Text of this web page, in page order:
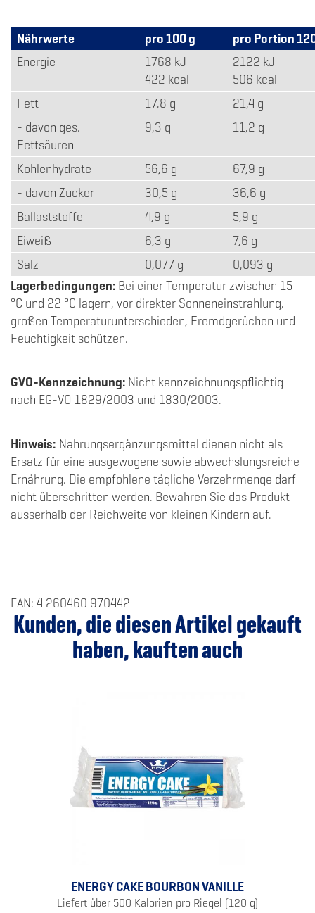
Nährwerte pro 100 g
pro Portion
Energie
1768 kJ
422 kcal
2122 kJ
506 kcal
Fett
17,8 g
21,4 g
- davon ges.
Fettsäuren
9,3 g 11,2 g
Kohlenhydrate 56,6 g
67,9 g
- davon Zucker
30,5 g
36,6 g
Ballaststoffe
4,9 g
5,9 g
Eiweiß
6,3 g
7,6 g
Salz
0,077 g
0,093 g
Lagerbedingungen: Bei einer Temperatur zwischen 15
°C und 22 °C lagern, vor direkter Sonneneinstrahlung,
großen Temperaturunterschieden, Fremdgerüchen und
Feuchtigkeit schützen.
GVO-Kennzeichnung: Nicht kennzeichnungspflichtig
nach EG-VO 1829/2003 und 1830/2003.
Hinweis: Nahrungsergänzungsmittel dienen nicht als
Ersatz für eine ausgewogene sowie abwechslungsreiche
Ernährung. Die empfohlene tägliche Verzehrmenge darf
nicht überschritten werden. Bewahren Sie das Produkt
ausserhalb der Reichweite von kleinen Kindern auf.
EAN: 4 260460 970442
Kunden, die diesen Artikel gekauft
haben, kauften auch
ENERGY CAKE BOURBON VANILLE
Liefert über 500 Kalorien pro Riegel (120 g)